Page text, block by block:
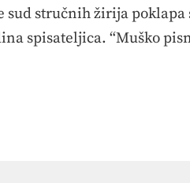
sud stručnih žirija
spisateljica. “Muško